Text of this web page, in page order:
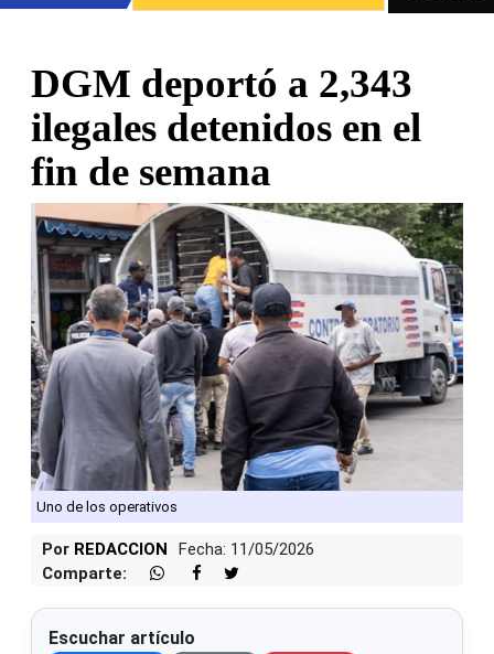
DGM deportó a 2,343
ilegales detenidos en el
fin de semana
Uno de los operativos
Por REDACCION
Fecha: 11/05/2026
Comparte:
Escuchar artículo